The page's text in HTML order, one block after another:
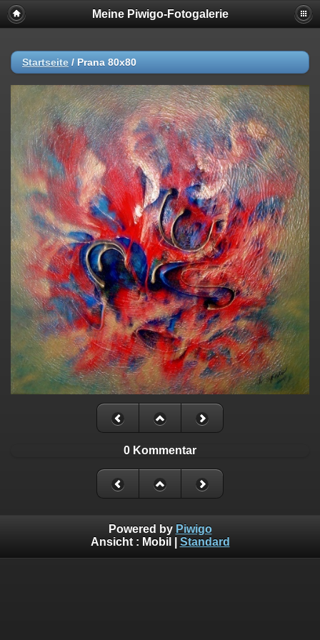
Meine Piwigo-Fotogalerie
Startseite / Prana 80x80
0 Kommentar
Powered by Piwigo
Ansicht : Mobil Standard